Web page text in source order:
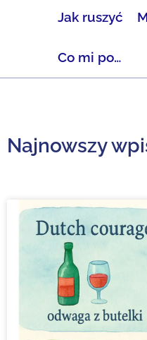
Jak ruszyć
Co mi po…
Najnowszy